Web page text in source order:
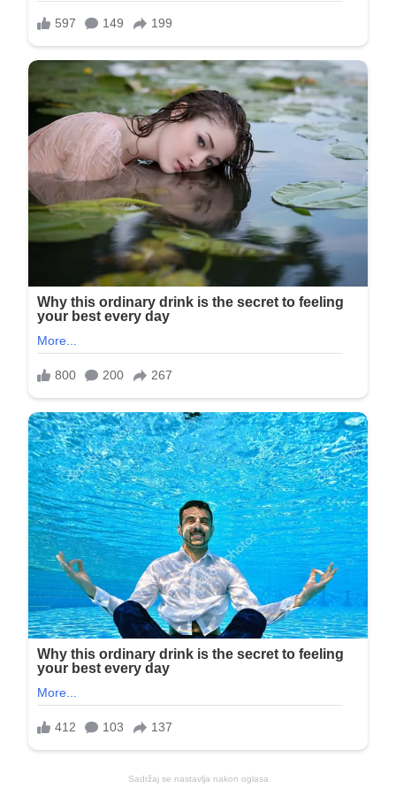
Sadržaj se nastavlja nakon oglasa